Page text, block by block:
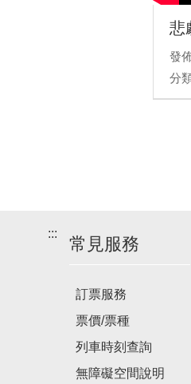
悲
發
分
:::
常見服務
訂票服務
票價/票種
列車時刻查詢
無障礙空間說明